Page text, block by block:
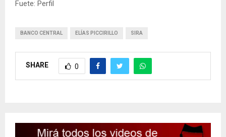
Fuete: Perfil
BANCO CENTRAL ELÍAS PICCIRILLO SIRA
SHARE 0